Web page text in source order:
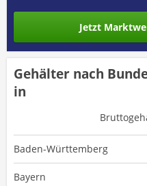
Jetzt
Gehälter nach
in
Baden-Württemberg
Bayern